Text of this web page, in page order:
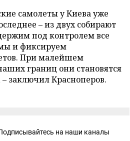
самолеты у Киева уже
– из двух собирают
под контролем все
и фиксируем
При малейшем
границ они становятся
заключил Красноперов.
на наши каналы